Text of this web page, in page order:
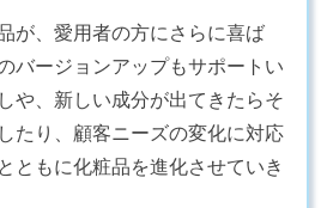
が、愛用者の方にさらに喜ば
バージョンアップもサポートい
や、新しい成分が出てきたらそ
たり、顧客ニーズの変化に対応
ともに化粧品を進化させていき